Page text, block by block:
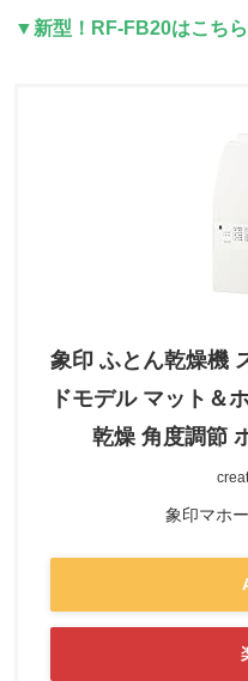
▼新型！RF-FB20はこちら
象印 ふとん乾燥機
ドモデル マット＆
乾燥 角度調節
象印マホ